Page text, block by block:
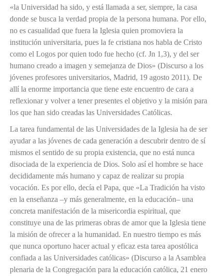
«la Universidad ha sido, y está llamada a ser, siempre, la casa
donde se busca la verdad propia de la persona humana. Por ello,
no es casualidad que fuera la Iglesia quien promoviera la
institución universitaria, pues la fe cristiana nos habla de Cristo
como el Logos por quien todo fue hecho (cf. Jn 1,3), y del ser
humano creado a imagen y semejanza de Dios» (Discurso a los
jóvenes profesores universitarios, Madrid, 19 agosto 2011). De
allí la enorme importancia que tiene este encuentro de cara a
reflexionar y volver a tener presentes el objetivo y la misión para
los que han sido creadas las Universidades Católicas.
La tarea fundamental de las Universidades de la Iglesia ha de ser
ayudar a las jóvenes de cada generación a descubrir dentro de sí
mismos el sentido de su propia existencia, que no está nunca
disociada de la experiencia de Dios. Solo así el hombre se hace
decididamente más humano y capaz de realizar su propia
vocación. Es por ello, decía el Papa, que «La Tradición ha visto
en la enseñanza –y más generalmente, en la educación– una
concreta manifestación de la misericordia espiritual, que
constituye una de las primeras obras de amor que la Iglesia tiene
la misión de ofrecer a la humanidad. En nuestro tiempo es más
que nunca oportuno hacer actual y eficaz esta tarea apostólica
confiada a las Universidades católicas» (Discurso a la Asamblea
plenaria de la Congregación para la educación católica, 21 enero